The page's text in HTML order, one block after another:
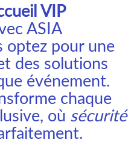
VIP
ASIA
optez pour une
des solutions
événement.
chaque
où sécurité